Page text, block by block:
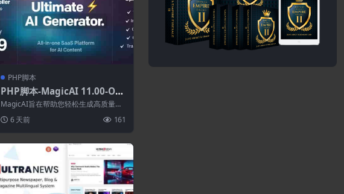
PHP脚本
PHP脚本-MagicAI 11.00-Op
enAI内容.文本.图像.聊天.代码
生成器作为SaaS
MagicAI旨在帮助您轻松生成高质量文
能，您可...
6 天前 161